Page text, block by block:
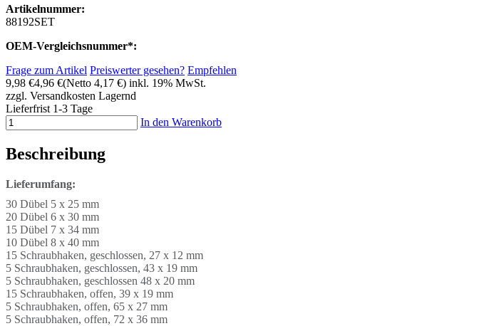
Artikelnummer:
88192SET
OEM-Vergleichsnummer*:
Frage zum Artikel Preiswerter gesehen? Empfehlen
9,98 €4,96 €(Netto 4,17 €) inkl. 19% MwSt.
zzgl. Versandkosten Lagernd
Lieferfrist 1-3 Tage
In den Warenkorb
Beschreibung
Lieferumfang:
30 Dübel 5 x 25 mm
20 Dübel 6 x 30 mm
15 Dübel 7 x 34 mm
10 Dübel 8 x 40 mm
15 Schraubhaken, geschlossen, 27 x 12 mm
5 Schraubhaken, geschlossen, 43 x 19 mm
5 Schraubhaken, geschlossen 48 x 20 mm
15 Schraubhaken, offen, 39 x 19 mm
5 Schraubhaken, offen, 65 x 27 mm
5 Schraubhaken, offen, 72 x 36 mm